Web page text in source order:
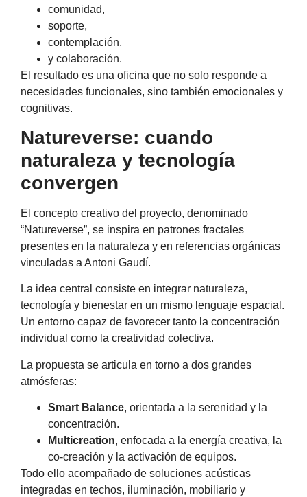
comunidad,
soporte,
contemplación,
y colaboración.
El resultado es una oficina que no solo responde a
necesidades funcionales, sino también emocionales y
cognitivas.
Natureverse: cuando
naturaleza y tecnología
convergen
El concepto creativo del proyecto, denominado
“Natureverse”, se inspira en patrones fractales
presentes en la naturaleza y en referencias orgánicas
vinculadas a Antoni Gaudí.
La idea central consiste en integrar naturaleza,
tecnología y bienestar en un mismo lenguaje espacial.
Un entorno capaz de favorecer tanto la concentración
individual como la creatividad colectiva.
La propuesta se articula en torno a dos grandes
atmósferas:
Smart Balance, orientada a la serenidad y la
concentración.
Multicreation, enfocada a la energía creativa, la
co-creación y la activación de equipos.
Todo ello acompañado de soluciones acústicas
integradas en techos, iluminación, mobiliario y